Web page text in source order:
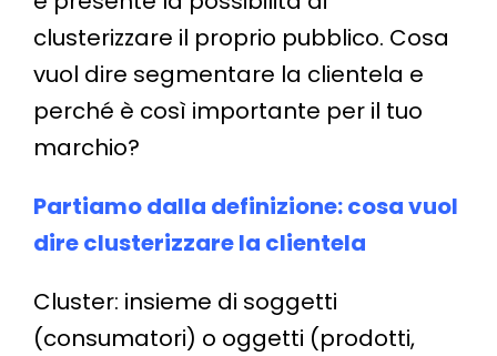
clusterizzare il proprio pubblico. Cosa
vuol dire segmentare la clientela e
perché è così importante per il tuo
marchio?
Partiamo dalla definizione: cosa vuol
dire clusterizzare la clientela
Cluster: insieme di soggetti
(consumatori) o oggetti (prodotti,